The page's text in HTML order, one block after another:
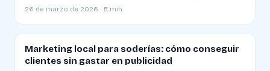
de ROI
26 de marzo de 2026 · 5 min
Marketing local para soderías: cómo conseguir
clientes sin gastar en publicidad